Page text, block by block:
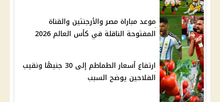
موعد مباراة مصر والأرجنتين والقناة
المفتوحة الناقلة في كأس العالم 2026
ارتفاع أسعار الطماطم إلى 30 جنيهًا ونقيب
الفلاحين يوضح السبب